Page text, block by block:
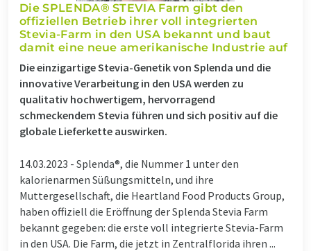
Die SPLENDA® STEVIA Farm gibt den
offiziellen Betrieb ihrer voll integrierten
Stevia-Farm in den USA bekannt und baut
damit eine neue amerikanische Industrie auf
Die einzigartige Stevia-Genetik von Splenda und die
innovative Verarbeitung in den USA werden zu
qualitativ hochwertigem, hervorragend
schmeckendem Stevia führen und sich positiv auf die
globale Lieferkette auswirken.
14.03.2023 - Splenda®, die Nummer 1 unter den
kalorienarmen Süßungsmitteln, und ihre
Muttergesellschaft, die Heartland Food Products Group,
haben offiziell die Eröffnung der Splenda Stevia Farm
bekannt gegeben: die erste voll integrierte Stevia-Farm
in den USA. Die Farm, die jetzt in Zentralflorida ihren ...